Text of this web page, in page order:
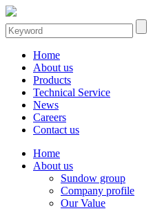
Home
About us
Products
Technical Service
News
Careers
Contact us
Home
About us
Sundow group
Company profile
Our Value